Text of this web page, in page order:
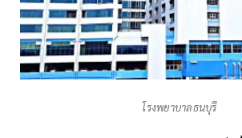
โรงพยาบาลธนบุรี